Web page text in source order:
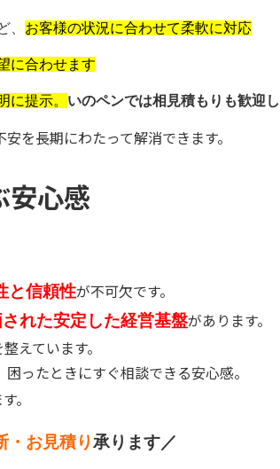
、 お客様の状況に合わせて柔軟に対応
に合わせます
に提示。 いのペンでは相見積もりも歓迎
を長期にわたって解消できます。
安心感
と信頼性が不可欠です。
れた安定した経営基盤があります。
整えています。
ったときにすぐ相談できる安心感。
。
・お見積り承ります／